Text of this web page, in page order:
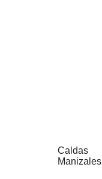
Caldas
Manizales